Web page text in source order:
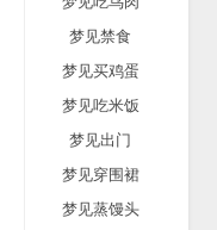
梦见禁食
梦见买鸡蛋
梦见吃米饭
梦见出门
梦见穿围裙
梦见蒸馒头